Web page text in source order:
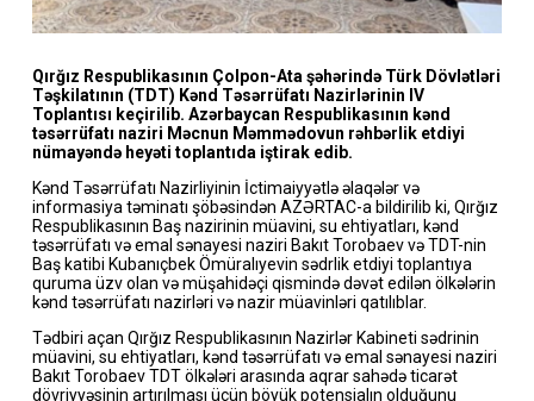
Qırğız Respublikasının Çolpon-Ata şəhərində Türk Dövlətləri
Təşkilatının (TDT) Kənd Təsərrüfatı Nazirlərinin IV
Toplantısı keçirilib. Azərbaycan Respublikasının kənd
təsərrüfatı naziri Məcnun Məmmədovun rəhbərlik etdiyi
nümayəndə heyəti toplantıda iştirak edib.
Kənd Təsərrüfatı Nazirliyinin İctimaiyyətlə əlaqələr və
informasiya təminatı şöbəsindən AZƏRTAC-a bildirilib ki, Qırğız
Respublikasının Baş nazirinin müavini, su ehtiyatları, kənd
təsərrüfatı və emal sənayesi naziri Bakıt Torobaev və TDT-nin
Baş katibi Kubanıçbek Ömüralıyevin sədrlik etdiyi toplantıya
quruma üzv olan və müşahidəçi qismində dəvət edilən ölkələrin
kənd təsərrüfatı nazirləri və nazir müavinləri qatılıblar.
Tədbiri açan Qırğız Respublikasının Nazirlər Kabineti sədrinin
müavini, su ehtiyatları, kənd təsərrüfatı və emal sənayesi naziri
Bakıt Torobaev TDT ölkələri arasında aqrar sahədə ticarət
dövriyyəsinin artırılması üçün böyük potensialın olduğunu